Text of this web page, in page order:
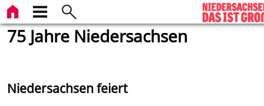
75 Jahre Niedersachsen
Niedersachsen feiert